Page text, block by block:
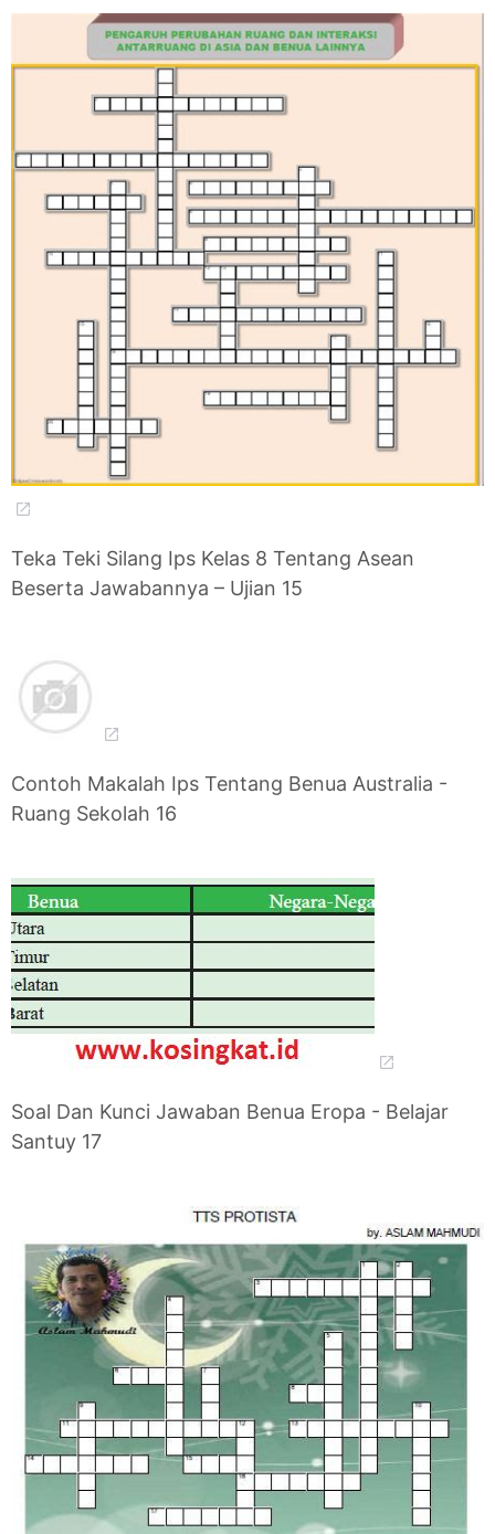
Teka Teki Silang Ips Kelas 8 Tentang Asean
Beserta Jawabannya – Ujian 15
Contoh Makalah Ips Tentang Benua Australia -
Ruang Sekolah 16
Soal Dan Kunci Jawaban Benua Eropa - Belajar
Santuy 17